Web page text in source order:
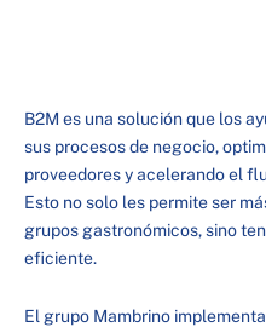
B2M es una solución que los
sus procesos de negocio,
proveedores y acelerando el
Esto no solo les permite ser
grupos gastronómicos, sino
eficiente.
El grupo Mambrino